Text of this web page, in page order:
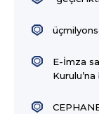
E-İmza